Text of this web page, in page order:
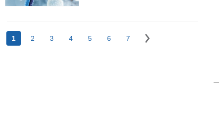
1 2 3 4 5 6 7